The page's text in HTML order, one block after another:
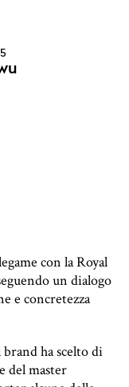
con la Royal
un dialogo
e concretezza
ha scelto di
del master